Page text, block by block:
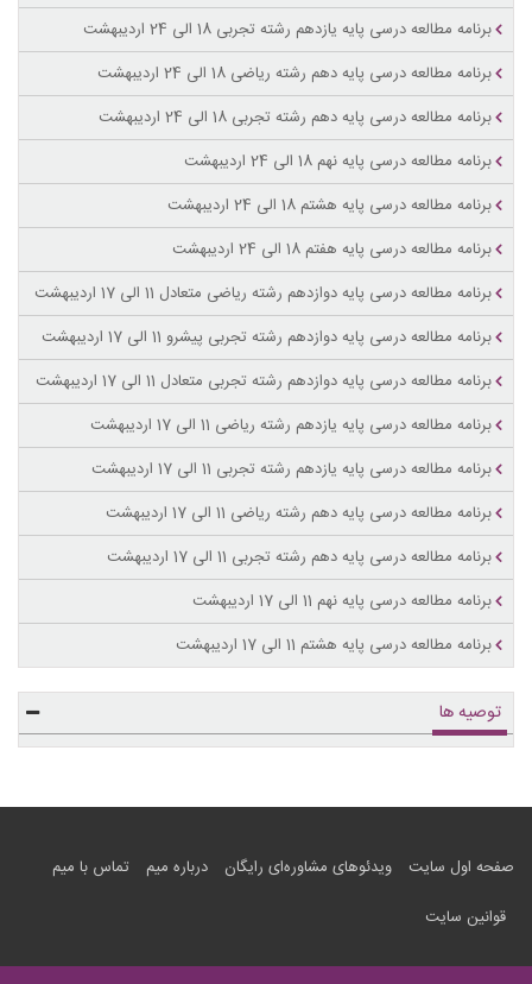
برنامه مطالعه درسی پایه یازدهم رشته تجربی 18 الی 24 اردیبهشت
برنامه مطالعه درسی پایه دهم رشته ریاضی 18 الی 24 اردیبهشت
برنامه مطالعه درسی پایه دهم رشته تجربی 18 الی 24 اردیبهشت
برنامه مطالعه درسی پایه نهم 18 الی 24 اردیبهشت
برنامه مطالعه درسی پایه هشتم 18 الی 24 اردیبهشت
برنامه مطالعه درسی پایه هفتم 18 الی 24 اردیبهشت
برنامه مطالعه درسی پایه دوازدهم رشته ریاضی متعادل 11 الی 17 اردیبهشت
برنامه مطالعه درسی پایه دوازدهم رشته تجربی پیشرو 11 الی 17 اردیبهشت
برنامه مطالعه درسی پایه دوازدهم رشته تجربی متعادل 11 الی 17 اردیبهشت
برنامه مطالعه درسی پایه یازدهم رشته ریاضی 11 الی 17 اردیبهشت
برنامه مطالعه درسی پایه یازدهم رشته تجربی 11 الی 17 اردیبهشت
برنامه مطالعه درسی پایه دهم رشته ریاضی 11 الی 17 اردیبهشت
برنامه مطالعه درسی پایه دهم رشته تجربی 11 الی 17 اردیبهشت
برنامه مطالعه درسی پایه نهم 11 الی 17 اردیبهشت
برنامه مطالعه درسی پایه هشتم 11 الی 17 اردیبهشت
توصیه ها
صفحه اول سایت ویدئوهای مشاوره‌ای رایگان درباره میم
تماس با میم
قوانین سایت